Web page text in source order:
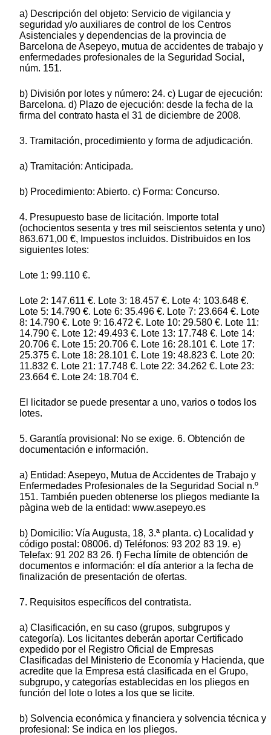
a) Descripción del objeto: Servicio de vigilancia y
seguridad y/o auxiliares de control de los Centros
Asistenciales y dependencias de la provincia de
Barcelona de Asepeyo, mutua de accidentes de trabajo y
enfermedades profesionales de la Seguridad Social,
núm. 151.
b) División por lotes y número: 24. c) Lugar de ejecución:
Barcelona. d) Plazo de ejecución: desde la fecha de la
firma del contrato hasta el 31 de diciembre de 2008.
3. Tramitación, procedimiento y forma de adjudicación.
a) Tramitación: Anticipada.
b) Procedimiento: Abierto. c) Forma: Concurso.
4. Presupuesto base de licitación. Importe total
(ochocientos sesenta y tres mil seiscientos setenta y uno)
863.671,00 €, Impuestos incluidos. Distribuidos en los
siguientes lotes:
Lote 1: 99.110 €.
Lote 2: 147.611 €. Lote 3: 18.457 €. Lote 4: 103.648 €.
Lote 5: 14.790 €. Lote 6: 35.496 €. Lote 7: 23.664 €. Lote
8: 14.790 €. Lote 9: 16.472 €. Lote 10: 29.580 €. Lote 11:
14.790 €. Lote 12: 49.493 €. Lote 13: 17.748 €. Lote 14:
20.706 €. Lote 15: 20.706 €. Lote 16: 28.101 €. Lote 17:
25.375 €. Lote 18: 28.101 €. Lote 19: 48.823 €. Lote 20:
11.832 €. Lote 21: 17.748 €. Lote 22: 34.262 €. Lote 23:
23.664 €. Lote 24: 18.704 €.
El licitador se puede presentar a uno, varios o todos los
lotes.
5. Garantía provisional: No se exige. 6. Obtención de
documentación e información.
a) Entidad: Asepeyo, Mutua de Accidentes de Trabajo y
Enfermedades Profesionales de la Seguridad Social n.º
151. También pueden obtenerse los pliegos mediante la
pàgina web de la entidad: www.asepeyo.es
b) Domicilio: Vía Augusta, 18, 3.ª planta. c) Localidad y
código postal: 08006. d) Teléfonos: 93 202 83 19. e)
Telefax: 91 202 83 26. f) Fecha límite de obtención de
documentos e información: el día anterior a la fecha de
finalización de presentación de ofertas.
7. Requisitos específicos del contratista.
a) Clasificación, en su caso (grupos, subgrupos y
categoría). Los licitantes deberán aportar Certificado
expedido por el Registro Oficial de Empresas
Clasificadas del Ministerio de Economía y Hacienda, que
acredite que la Empresa está clasificada en el Grupo,
subgrupo, y categorías establecidas en los pliegos en
función del lote o lotes a los que se licite.
b) Solvencia económica y financiera y solvencia técnica y
profesional: Se indica en los pliegos.